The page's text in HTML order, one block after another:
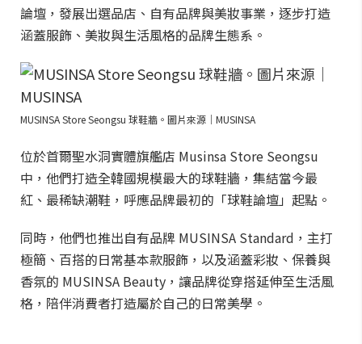
論壇，發展出選品店、自有品牌與美妝事業，逐步打造
涵蓋服飾、美妝與生活風格的品牌生態系。
MUSINSA Store Seongsu 球鞋牆。圖片來源｜MUSINSA
位於首爾聖水洞實體旗艦店 Musinsa Store Seongsu
中，他們打造全韓國規模最大的球鞋牆，集結當今最
紅、最稀缺潮鞋，呼應品牌最初的「球鞋論壇」起點。
同時，他們也推出自有品牌 MUSINSA Standard，主打
極簡、百搭的日常基本款服飾，以及涵蓋彩妝、保養與
香氛的 MUSINSA Beauty，讓品牌從穿搭延伸至生活風
格，陪伴消費者打造屬於自己的日常美學。